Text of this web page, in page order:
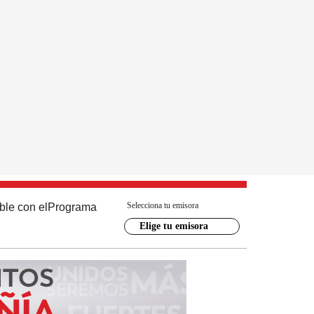
con el Programa Selecciona tu emisora
Elige tu emisora